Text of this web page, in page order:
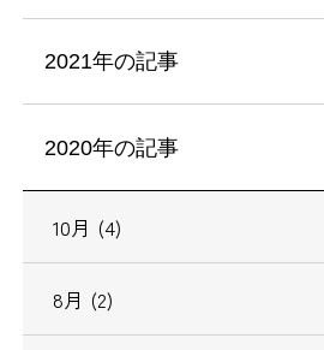
2021年の記事
2020年の記事
10月 (4)
8月 (2)